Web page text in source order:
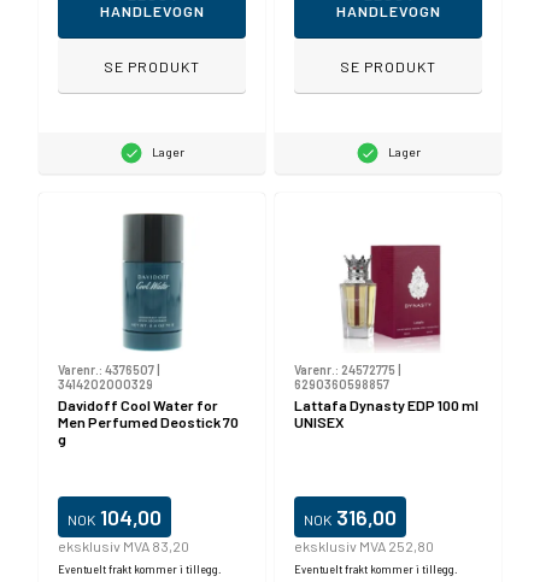
HANDLEVOGN
SE PRODUKT
Lager
HANDLEVOGN
SE PRODUKT
Lager
Varenr.: 4376507
3414202000329
Davidoff Cool Water for
Men Perfumed Deostick 70
g
NOK 104,00
eksklusiv MVA 83,20
Eventuelt frakt kommer i tillegg.
Varenr.: 24572775
6290360598857
Lattafa Dynasty EDP 100 ml
UNISEX
NOK 316,00
eksklusiv MVA 252,80
Eventuelt frakt kommer i tillegg.